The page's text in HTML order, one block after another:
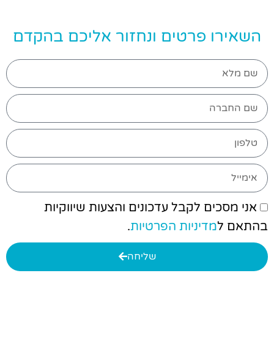
השאירו פרטים ונחזור אליכם בהקדם
אני מסכים לקבל עדכונים והצעות שיווקיות
בהתאם למדיניות הפרטיות.
שליחה